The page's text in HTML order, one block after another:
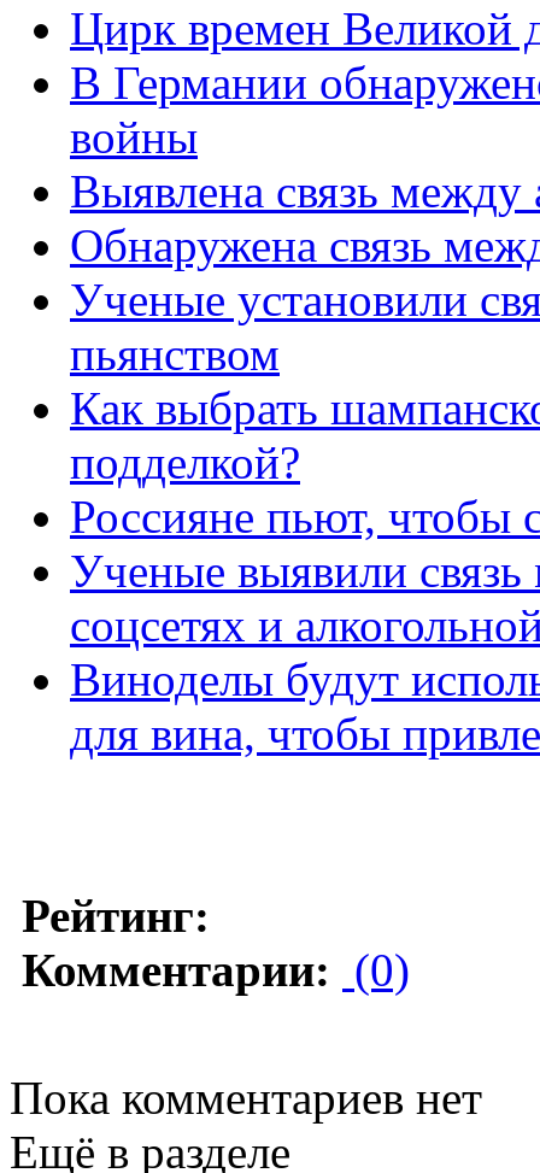
Цирк времен Великой
В Германии
войны
Выявлена связь между
Обнаружена связь
Ученые установили
пьянством
Как выбрать
подделкой?
Россияне пьют, чтобы
Ученые выявили
соцсетях и
Виноделы будут
для вина, чтобы
Рейтинг:
Комментарии: (0)
Пока комментариев нет
Ещё в разделе